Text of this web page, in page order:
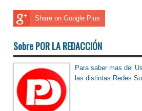
Share on Google Plus
Sobre POR LA REDACCIÓN
Para saber mas del
las distintas Redes